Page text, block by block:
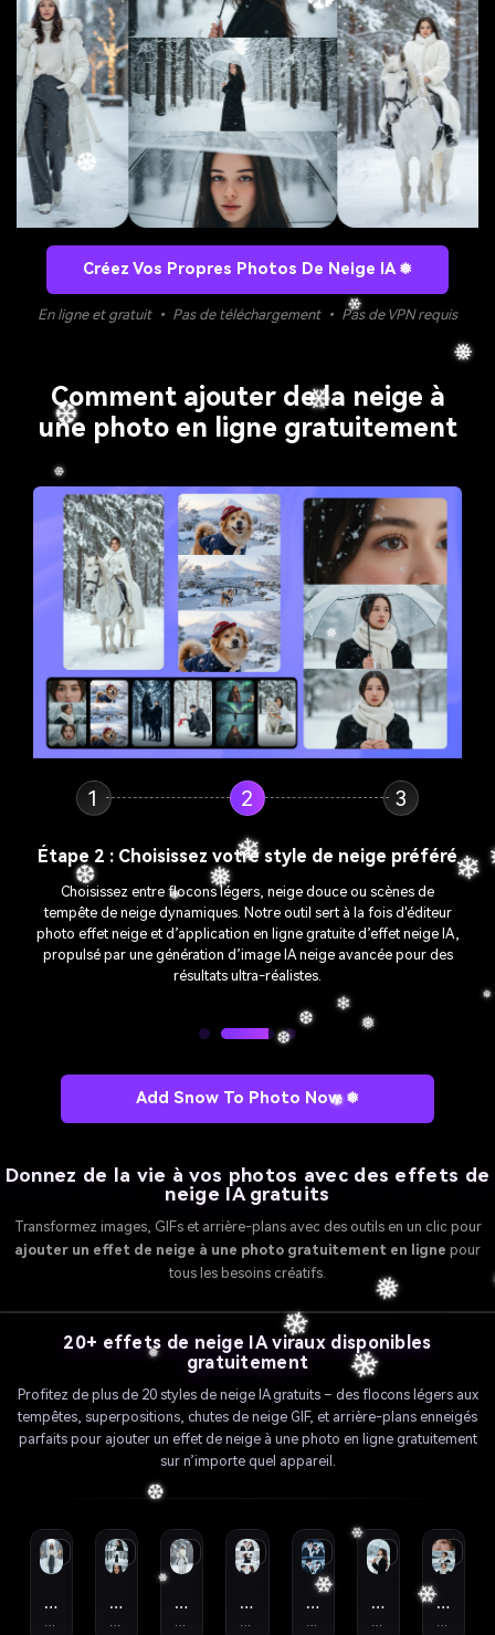
❄
❄
❅
❆
❅
❅
❆
❆
❆
❄
❅
❅
❄
❄
❆
Créez Vos Propres Photos De Neige IA ❅
En ligne et gratuit • Pas de téléchargement • Pas de VPN requis
Comment ajouter de la neige à
une photo en ligne gratuitement
1 2 3
Étape 3 : Téléchargez votre photo et générez
Téléchargez votre image, cliquez sur "générer" et laissez la magie
opérer. Vous pouvez même ajouter un effet de chute de neige à
une photo GIF en ligne gratuitement, créer des scènes animées
enneigées ou simplement appliquer un filtre neige à une photo
pour une touche hivernale classique.
Add Snow To Photo Now ❅
Donnez de la vie à vos photos avec des effets de
neige IA gratuits
Transformez images, GIFs et arrière-plans avec des outils en un clic pour
ajouter un effet de neige à une photo gratuitement en ligne pour
tous les besoins créatifs.
Social 1
Créez des publications sur
les réseaux sociaux à thème
hivernal
Voir détails
l’hiver
Transformez instantanément selfies ou portraits avec l’IA
ajouter un effet de neige à une photo
gratuitement en ligne
festives sur Instagram et TikTok. Un simple clic peut
convertir vos clichés quotidiens en contenus hivernaux
chaleureux correspondant aux tendances saisonnières et
augmentant l’engagement.
Ajouter de la neige aux photos sociales
20+ effets de neige IA viraux disponibles
gratuitement
Profitez de plus de 20 styles de neige IA gratuits – des flocons légers aux
tempêtes, superpositions, chutes de neige GIF, et arrière-plans enneigés
parfaits pour ajouter un effet de neige à une photo en ligne gratuitement
sur n’importe quel appareil.
1
Ville enneigée
2
Forêt enneigée
3
Équestre hivernal
4
Couple enneigé
5
Couple en forêt
6
Hiver coréen
7